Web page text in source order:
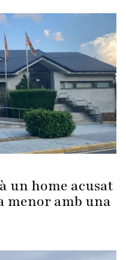
un home acusat
amb una